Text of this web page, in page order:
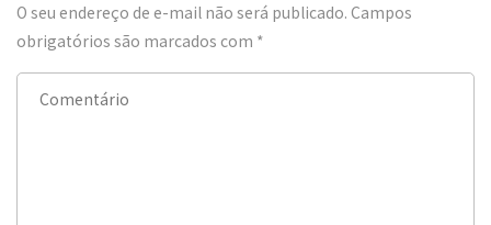
O seu endereço de e-mail não será publicado. Campos
obrigatórios são marcados com *